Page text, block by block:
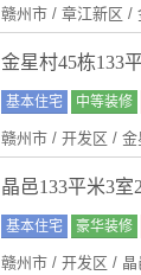
赣州市 / 章江新区 /
金星村45栋133
基本住宅 中等装修
赣州市 / 开发区 /
晶邑133平米3室
基本住宅 豪华装修
赣州市 / 开发区 /